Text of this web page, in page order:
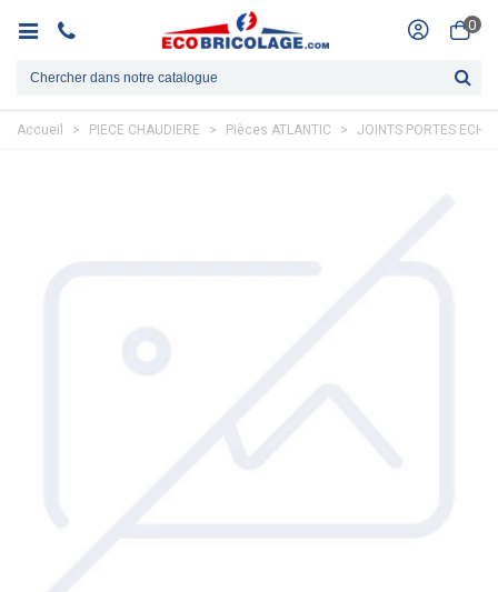
0
Accueil > PIECE CHAUDIERE > Pièces ATLANTIC > JOINTS PORTES